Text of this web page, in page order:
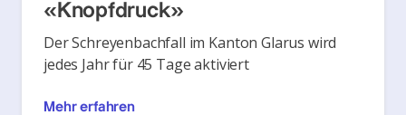
«Knopfdruck»
Der Schreyenbachfall im Kanton Glarus wird
jedes Jahr für 45 Tage aktiviert
Mehr erfahren